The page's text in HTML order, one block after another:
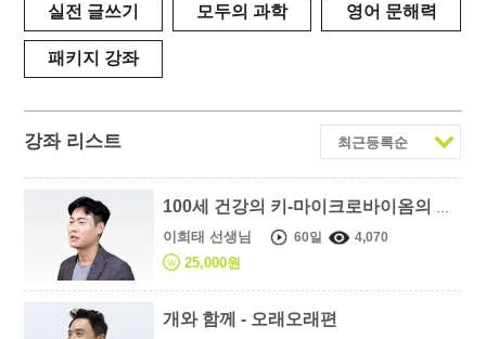
실전 글쓰기 모두의 과학 영어 문해력
패키지 강좌
강좌 리스트
이희태 선생님 60일 4,070
25,000원
개와 함께 - 오래오래편